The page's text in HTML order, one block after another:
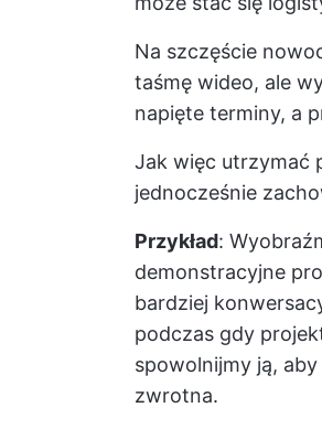
Na szczęście
taśmę wideo, ale
napięte terminy, a
Jak więc utrzymać
jednocześnie
Przykład:
demonstracyjne
bardziej
podczas gdy
spowolnijmy ją,
zwrotna.